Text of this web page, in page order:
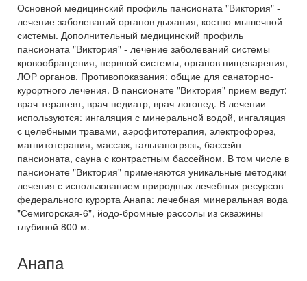
Основной медицинский профиль пансионата "Виктория" -
лечение заболеваний органов дыхания, костно-мышечной
системы. Дополнительный медицинский профиль
пансионата "Виктория" - лечение заболеваний системы
кровообращения, нервной системы, органов пищеварения,
ЛОР органов. Противопоказания: общие для санаторно-
курортного лечения. В пансионате "Виктория" прием ведут:
врач-терапевт, врач-педиатр, врач-логопед. В лечении
используются: ингаляция с минеральной водой, ингаляция
с целебными травами, аэрофитотерапия, электрофорез,
магнитотерапия, массаж, гальваногрязь, бассейн
пансионата, сауна с контрастным бассейном. В том числе в
пансионате "Виктория" применяются уникальные методики
лечения с использованием природных лечебных ресурсов
федерального курорта Анапа: лечебная минеральная вода
"Семигорская-6", йодо-бромные рассолы из скважины
глубиной 800 м.
Анапа